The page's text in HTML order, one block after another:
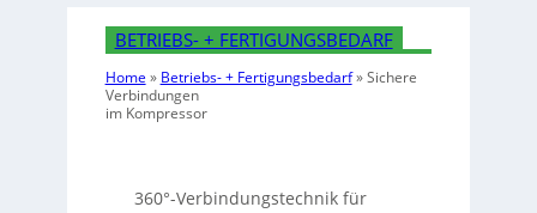
BETRIEBS- + FERTIGUNGSBEDARF
Home » Betriebs- + Fertigungsbedarf»Sichere
Verbindungen
im Kompressor
360°-Verbindungstechnik für